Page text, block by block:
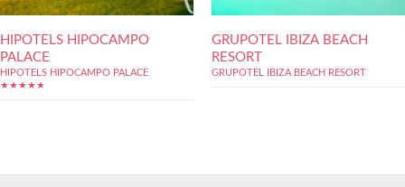
HIPOTELS HIPOCAMPO
PALACE
HIPOTELS HIPOCAMPO PALACE
★★★★★
GRUPOTEL IBIZA BEACH
RESORT
GRUPOTEL IBIZA BEACH RESORT